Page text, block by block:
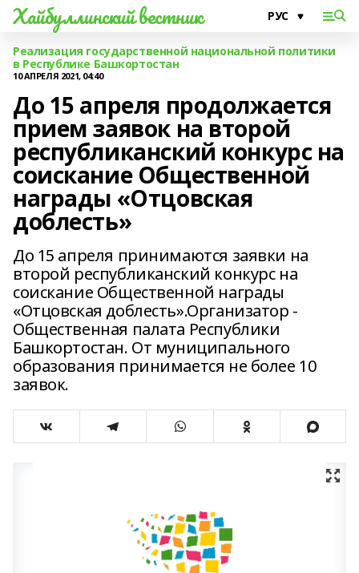
Хайбуллинский вестник
Реализация государственной национальной политики
в Республике Башкортостан
10 АПРЕЛЯ 2021, 04:40
До 15 апреля продолжается
прием заявок на второй
республиканский конкурс на
соискание Общественной
награды «Отцовская
доблесть»
До 15 апреля принимаются заявки на
второй республиканский конкурс на
соискание Общественной награды
«Отцовская доблесть».Организатор -
Общественная палата Республики
Башкортостан. От муниципального
образования принимается не более 10
заявок.